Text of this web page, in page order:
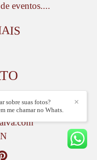
eventos....
✕
sobre suas fotos?
me chamar no Whats.